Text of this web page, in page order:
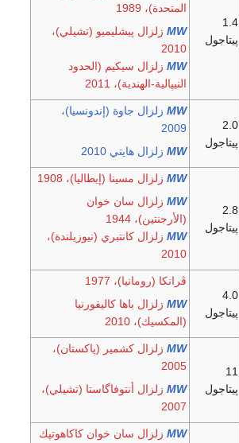
1.4
پيتاجول
المتحدة)، 1989
MW
زلزال پيشليميو (تشيلي)،
2010
MW
زلزال سيكيم (الحدود
النيپالية-الهندية)، 2011
2.0
پيتاجول
MW
زلزال جاوة (إندونسيا)،
2009
MW زلزال هايتي 2010
2.8
پيتاجول
MW
زلزال مسينا (إيطاليا)، 1908
MW
زلزال سان خوان
(الأرجنتين)، 1944
MW
زلزال كانتبري (نيوزيلندة)،
2010
4.0
پيتاجول
ڤرانكا (رومانيا)، 1977
MW
زلزال باها كاليفورنيا
(المكسيك)، 2010
11
پيتاجول
MW
زلزال كشمير (پاكستان)،
2005
MW
زلزال أنتوفاگاستا (تشيلي)،
2007
MW
زلزال سان خوان كاكاهوتپك